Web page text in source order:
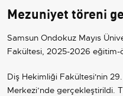
Mezuniyet töreni
Samsun Ondokuz Mayıs
Fakültesi, 2025-2026 eğitim-
Diş Hekimliği Fakültesi'nin
Merkezi’nde gerçekleştirildi.